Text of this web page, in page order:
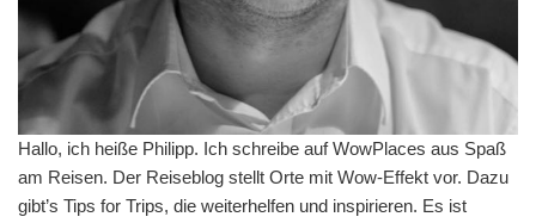
Hallo, ich heiße Philipp. Ich schreibe auf WowPlaces aus Spaß
am Reisen. Der Reiseblog stellt Orte mit Wow-Effekt vor. Dazu
gibt’s Tips for Trips, die weiterhelfen und inspirieren. Es ist